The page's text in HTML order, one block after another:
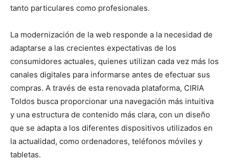
tanto particulares como profesionales.
La modernización de la web responde a la necesidad de
adaptarse a las crecientes expectativas de los
consumidores actuales, quienes utilizan cada vez más los
canales digitales para informarse antes de efectuar sus
compras. A través de esta renovada plataforma, CIRIA
Toldos busca proporcionar una navegación más intuitiva
y una estructura de contenido más clara, con un diseño
que se adapta a los diferentes dispositivos utilizados en
la actualidad, como ordenadores, teléfonos móviles y
tabletas.